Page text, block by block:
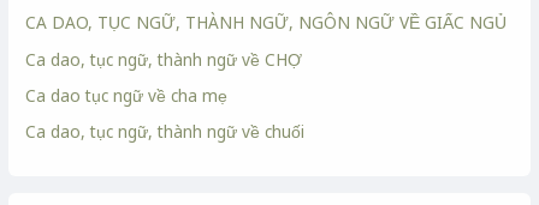
CA DAO, TỤC NGỮ, THÀNH NGỮ, NGÔN NGỮ VỀ GIẤC NGỦ
Ca dao, tục ngữ, thành ngữ về CHỢ
Ca dao tục ngữ về cha mẹ
Ca dao, tục ngữ, thành ngữ về chuối